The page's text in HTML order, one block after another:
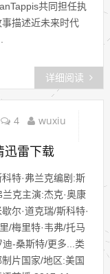
共同担任执
描述近未来时代
详细阅读
4 wuxiu
迅雷下载
特·弗兰克编剧:斯
兰克主演:杰克·奥康
尔·道克瑞/斯科特·
/梅里特·韦弗/托马
迪-桑斯特/更多...类
片国家/地区:美国